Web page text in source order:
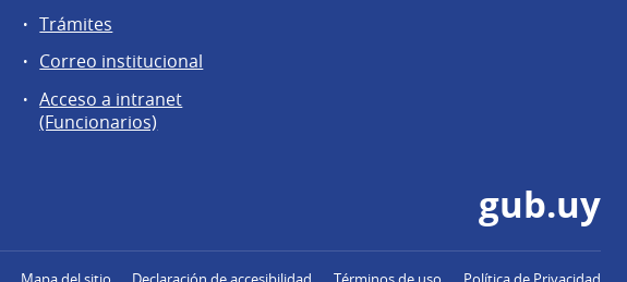
Trámites
Correo institucional
Acceso a intranet
(Funcionarios)
gub.uy